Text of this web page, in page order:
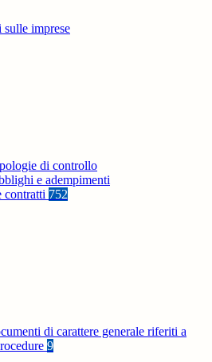
imprese
di controllo
e adempimenti
contratti 752
di carattere generale riferiti a
9